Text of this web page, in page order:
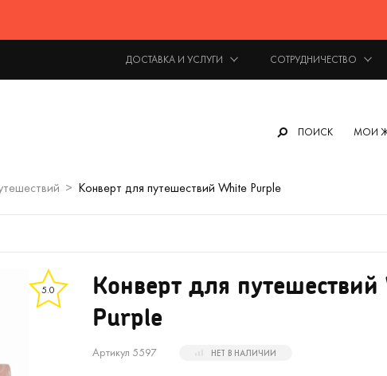
ДОСТАВКА И УСЛУГИ СОТРУДНИЧЕСТВО
ПОИСК МОИ
Конверт для путешествий White Purple
5.0
Конверт для
Purple
Артикул 5597 НЕТ В НАЛИЧИИ